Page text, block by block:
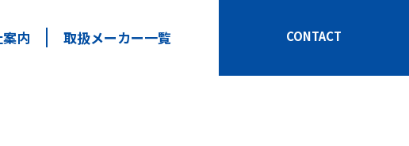
内 取扱メーカー一覧 CONTACT